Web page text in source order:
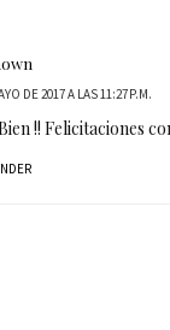
DE 2017 A LAS 11:27 P.M.
!! Felicitaciones